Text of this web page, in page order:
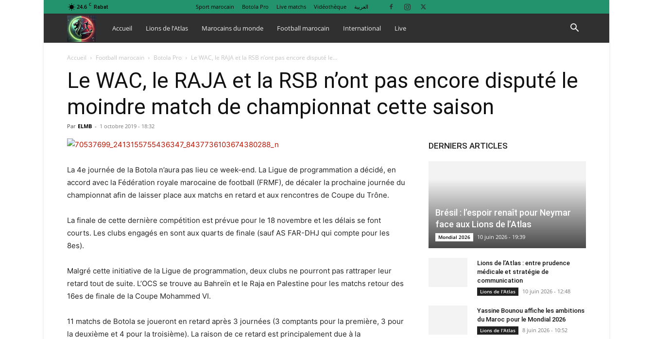
24.6 C Rabat Sport marocain Botola Pro Live matchs Vidéothèque العربية
Lions
de
l
Atlas
Accueil Lions de l’Atlas Marocains du monde Football marocain International Live
Accueil Football marocain Botola Pro Le WAC, le RAJA et la RSB n’ont pas encore disputé le...
Le WAC, le RAJA et la RSB n’ont pas encore disputé le
moindre match de championnat cette saison
Par ELMB - 1 octobre 2019 - 18:32
La 4e journée de la Botola n’aura pas lieu ce week-end. La Ligue de programmation a décidé, en
accord avec la Fédération royale marocaine de football (FRMF), de décaler la prochaine journée du
championnat afin de laisser place aux matchs en retard et aux rencontres de Coupe du Trône.
La finale de cette dernière compétition est prévue pour le 18 novembre et les délais se font
courts. Les clubs engagés en sont aux quarts de finale (sauf AS FAR-DHJ qui compte pour les
8es).
Malgré cette initiative de la Ligue de programmation, deux clubs ne pourront pas rattraper leur
retard tout de suite. L’OCS se trouve au Bahreïn et le Raja en Palestine pour les matchs retour des
16es de finale de la Coupe Mohammed VI.
11 matchs de Botola se joueront en retard après 3 journées (3 comptants pour la première, 3 pour
la deuxième et 4 pour la troisième). La raison de ce retard est principalement due à la
DERNIERS ARTICLES
Brésil : l’espoir renaît pour Neymar
face aux Lions de l’Atlas
Mondial 2026 10 juin 2026 - 19:39
Lions de l’Atlas : entre prudence
médicale et stratégie de
communication
Lions de l'Atlas 10 juin 2026 - 12:48
Yassine Bounou affiche les ambitions
du Maroc pour le Mondial 2026
Lions de l'Atlas 8 juin 2026 - 10:52